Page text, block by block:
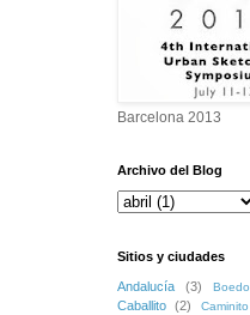
Barcelona 2013
Archivo del Blog
Sitios y ciudades
Andalucía (3) Boedo
Caballito
(2) Caminito